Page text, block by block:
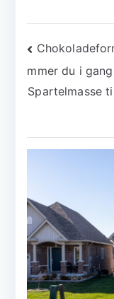
mmer du i
Spartelmasse